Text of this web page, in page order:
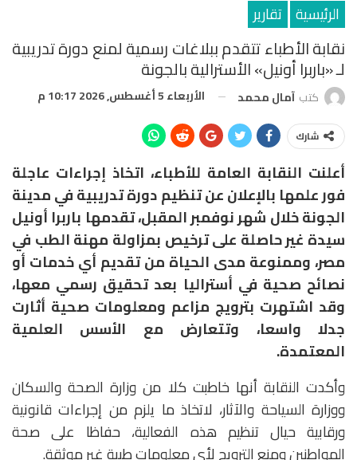
الرئيسية تقارير
نقابة الأطباء تتقدم ببلاغات رسمية لمنع دورة تدريبية
لـ «باربرا أونيل» الأسترالية بالجونة
كتب آمال محمد الأربعاء 5 أغسطس, 2026 10:17 م
شارك
أعلنت النقابة العامة للأطباء، اتخاذ إجراءات عاجلة
فور علمها بالإعلان عن تنظيم دورة تدريبية في مدينة
الجونة خلال شهر نوفمبر المقبل، تقدمها باربرا أونيل
سيدة غير حاصلة على ترخيص بمزاولة مهنة الطب في
مصر، وممنوعة مدى الحياة من تقديم أي خدمات أو
نصائح صحية في أستراليا بعد تحقيق رسمي معها،
وقد اشتهرت بترويج مزاعم ومعلومات صحية أثارت
جدلا واسعا، وتتعارض مع الأسس العلمية
المعتمدة.
وأكدت النقابة أنها خاطبت كلا من وزارة الصحة والسكان
ووزارة السياحة والآثار، لاتخاذ ما يلزم من إجراءات قانونية
ورقابية حيال تنظيم هذه الفعالية، حفاظا على صحة
المواطنين ومنع الترويج لأي معلومات طبية غير موثقة.